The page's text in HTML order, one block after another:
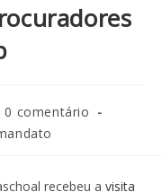
0 comentário
recebeu a visita